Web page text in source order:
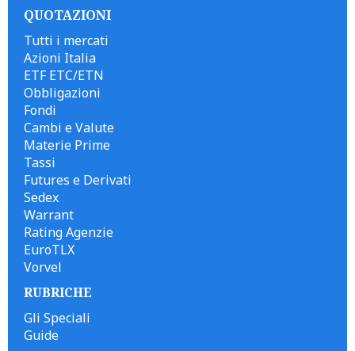
QUOTAZIONI
Tutti i mercati
Azioni Italia
ETF ETC/ETN
Obbligazioni
Fondi
Cambi e Valute
Materie Prime
Tassi
Futures e Derivati
Sedex
Warrant
Rating Agenzie
EuroTLX
Vorvel
RUBRICHE
Gli Speciali
Guide